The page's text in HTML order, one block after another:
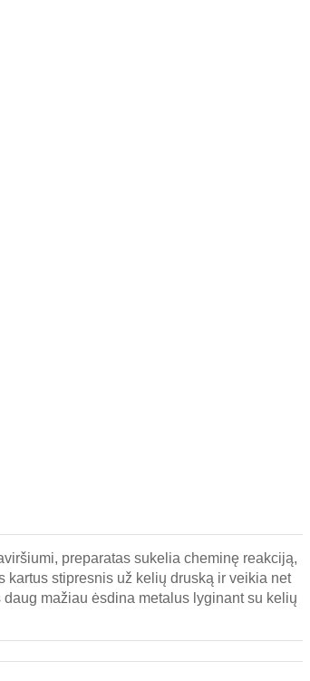
preparatas sukelia cheminę reakciją,
stipresnis už kelių druską ir veikia net
mažiau ėsdina metalus lyginant su kelių